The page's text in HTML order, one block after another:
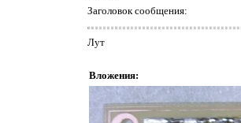
Заголовок сообщения:
Лут
Вложения: